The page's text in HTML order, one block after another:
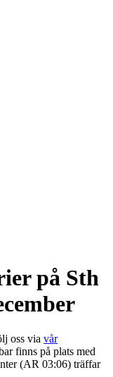
på Sth
oss via vår
finns på plats med
(AR 03:06) träffar